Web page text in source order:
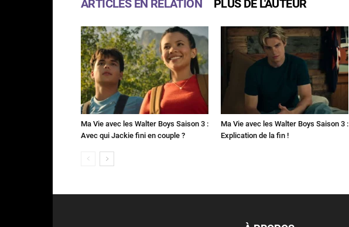
ARTICLES EN RELATION PLUS DE L'AUTEUR
Ma Vie avec les Walter Boys Saison 3 :
Avec qui Jackie fini en couple ?
Ma Vie avec les Walter Boys Saison 3 :
Explication de la fin !